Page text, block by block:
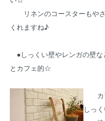
リネンのコースターもやさ
くれますね♪
●しっくい壁やレンガの壁
とカフェ的☆
カ
しっ